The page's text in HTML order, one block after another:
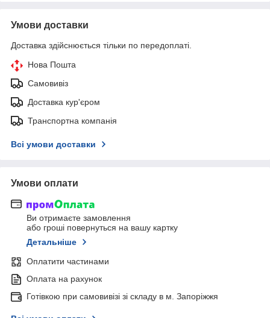
Умови доставки
Доставка здійснюється тільки по передоплаті.
Нова Пошта
Самовивіз
Доставка кур'єром
Транспортна компанія
Всі умови доставки
Умови оплати
Ви отримаєте замовлення
або гроші повернуться на вашу картку
Детальніше
Оплатити частинами
Оплата на рахунок
Готівкою при самовивізі зі складу в м. Запоріжжя